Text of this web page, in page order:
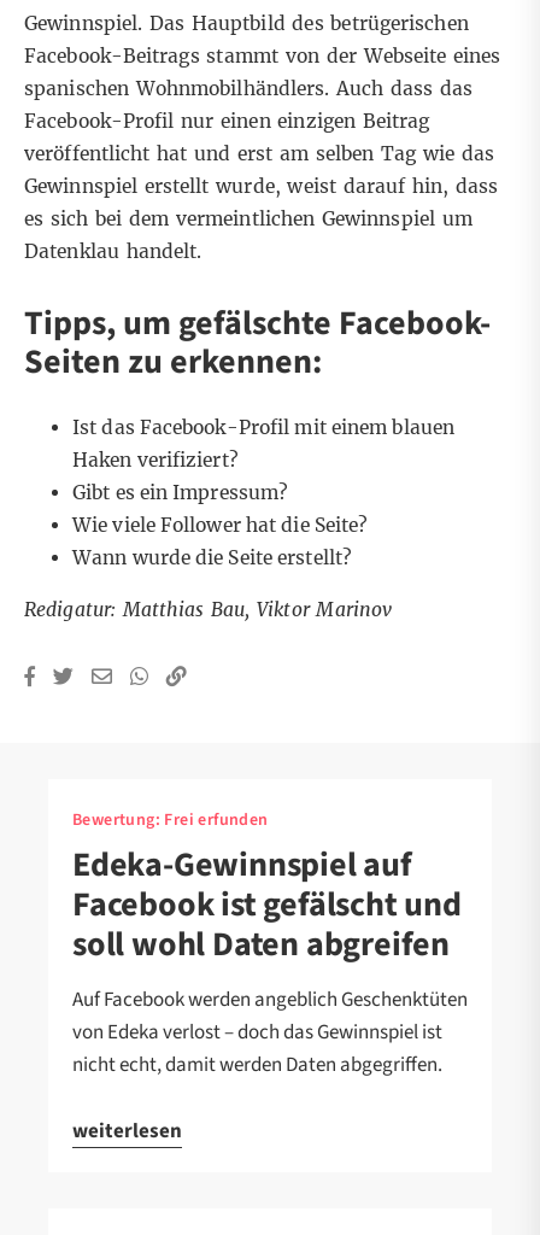
Gewinnspiel. Das Hauptbild des betrügerischen
Facebook-Beitragsstammt von der Webseite eines
spanischen Wohnmobilhändlers. Auch dass das
Facebook-Profil nur einen einzigen Beitrag
veröffentlicht hat und erst am selben Tag wie das
Gewinnspiel erstellt wurde, weist darauf hin, dass
es sich bei dem vermeintlichen Gewinnspiel um
Datenklau handelt.
Tipps, um gefälschte Facebook-
Seiten zu erkennen:
Ist das Facebook-Profil mit einem blauen
Haken verifiziert?
Gibt es ein Impressum?
Wie viele Follower hat die Seite?
Wann wurde die Seite erstellt?
Redigatur: Matthias Bau, Viktor Marinov
Bewertung: Frei erfunden
Edeka-Gewinnspiel auf
Facebook ist gefälscht und
soll wohl Daten abgreifen
Auf Facebook werden angeblich Geschenktüten
von Edeka verlost – doch das Gewinnspiel ist
nicht echt, damit werden Daten abgegriffen.
weiterlesen